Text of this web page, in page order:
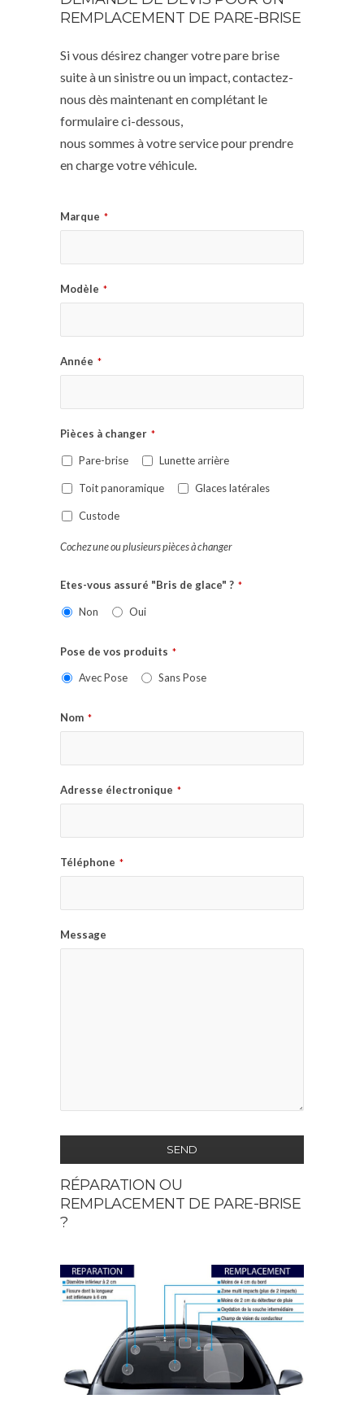
REMPLACEMENT DE PARE-BRISE
Si vous désirez changer votre pare brise
suite à un sinistre ou un impact, contactez-
nous dès maintenant en complétant le
formulaire ci-dessous,
nous sommes à votre service pour prendre
en charge votre véhicule.
Marque *
Modèle *
Année *
Pièces à changer *
Pare-brise Lunette arrière
Toit panoramique Glaces latérales
Custode
Cochez une ou plusieurs pièces à changer
Etes-vous assuré "Bris de glace" ? *
Non Oui
Pose de vos produits *
Avec Pose Sans Pose
Nom *
Adresse électronique *
Téléphone *
Message
SEND
This
field
should
left
blank
RÉPARATION OU
REMPLACEMENT DE PARE-BRISE
?